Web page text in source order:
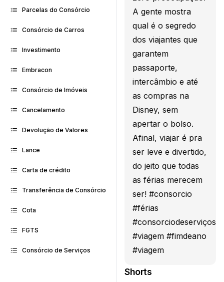
Parcelas do Consórcio
Consórcio de Carros
Investimento
Embracon
Consórcio de Imóveis
Cancelamento
Devolução de Valores
Lance
Carta de crédito
Transferência de Consórcio
Cota
FGTS
Consórcio de Serviços
A gente mostra
qual é o segredo
dos viajantes que
garantem
passaporte,
intercâmbio e até
as compras na
Disney, sem
apertar o bolso.
Afinal, viajar é pra
ser leve e divertido,
do jeito que todas
as férias merecem
ser! #consorcio
#férias
#consorciodeserviços
#viagem #fimdeano
#viagem
Shorts